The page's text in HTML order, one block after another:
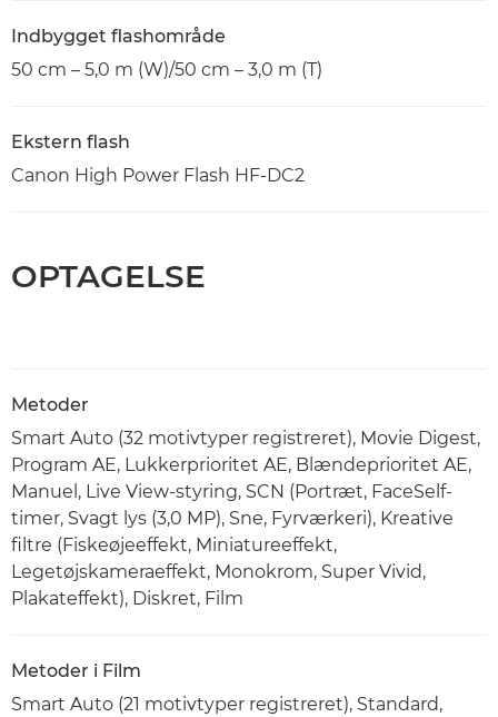
Indbygget flashområde
50 cm – 5,0 m (W)/50 cm – 3,0 m (T)
Ekstern flash
Canon High Power Flash HF-DC2
OPTAGELSE
Metoder
Smart Auto (32 motivtyper registreret), Movie Digest,
Program AE, Lukkerprioritet AE, Blændeprioritet AE,
Manuel, Live View-styring, SCN (Portræt, FaceSelf-
timer, Svagt lys (3,0 MP), Sne, Fyrværkeri), Kreative
filtre (Fiskeøjeeffekt, Miniatureeffekt,
Legetøjskameraeffekt, Monokrom, Super Vivid,
Plakateffekt), Diskret, Film
Metoder i Film
Smart Auto (21 motivtyper registreret), Standard,